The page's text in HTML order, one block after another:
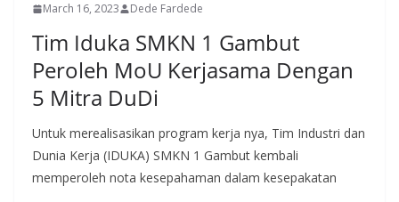
March 16, 2023 Dede Fardede
Tim Iduka SMKN 1 Gambut
Peroleh MoU Kerjasama Dengan
5 Mitra DuDi
Untuk merealisasikan program kerja nya, Tim Industri dan
Dunia Kerja (IDUKA) SMKN 1 Gambut kembali
memperoleh nota kesepahaman dalam kesepakatan